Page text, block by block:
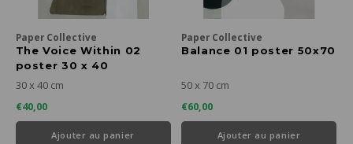
Paper Collective
The Voice Within 02
poster 30 x 40
30 x 40 cm
€40,00
Ajouter au panier
Paper Collective
Balance 01 poster 50x70
50 x 70 cm
€60,00
Ajouter au panier